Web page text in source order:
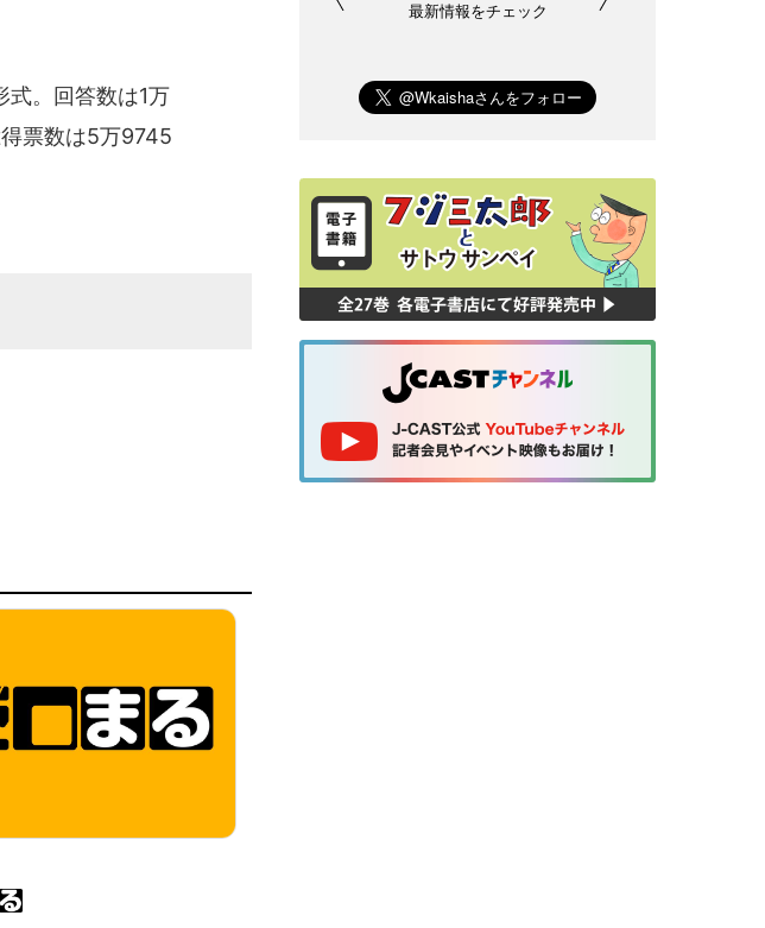
式。回答数は1万
票数は5万9745
最新情報をチェック